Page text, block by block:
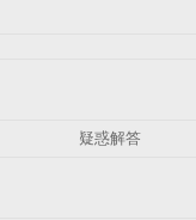
疑惑解答